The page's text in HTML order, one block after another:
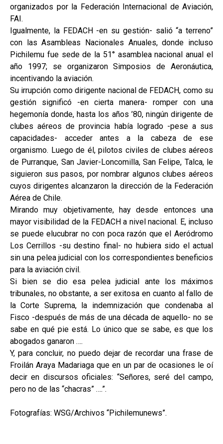
organizados por la Federación Internacional de Aviación,
FAI.
Igualmente, la FEDACH -en su gestión- salió “a terreno”
con las Asambleas Nacionales Anuales, donde incluso
Pichilemu fue sede de la 51° asamblea nacional anual el
año 1997; se organizaron Simposios de Aeronáutica,
incentivando la aviación.
Su irrupción como dirigente nacional de FEDACH, como su
gestión significó -en cierta manera- romper con una
hegemonía donde, hasta los años ’80, ningún dirigente de
clubes aéreos de provincia había logrado -pese a sus
capacidades- acceder antes a la cabeza de ese
organismo. Luego de él, pilotos civiles de clubes aéreos
de Purranque, San Javier-Loncomilla, San Felipe, Talca, le
siguieron sus pasos, por nombrar algunos clubes aéreos
cuyos dirigentes alcanzaron la dirección de la Federación
Aérea de Chile.
Mirando muy objetivamente, hay desde entonces una
mayor visibilidad de la FEDACH a nivel nacional. E, incluso
se puede elucubrar no con poca razón que el Aeródromo
Los Cerrillos -su destino final- no hubiera sido el actual
sin una pelea judicial con los correspondientes beneficios
para la aviación civil.
Si bien se dio esa pelea judicial ante los máximos
tribunales, no obstante, a ser exitosa en cuanto al fallo de
la Corte Suprema, la indemnización que condenaba al
Fisco -después de más de una década de aquello- no se
sabe en qué pie está. Lo único que se sabe, es que los
abogados ganaron ….
Y, para concluir, no puedo dejar de recordar una frase de
Froilán Araya Madariaga que en un par de ocasiones le oí
decir en discursos oficiales: “Señores, seré del campo,
pero no de las “chacras” ….”.
Fotografías: WSG/Archivos “Pichilemunews”.